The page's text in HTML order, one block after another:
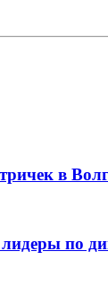
в
лидеры по